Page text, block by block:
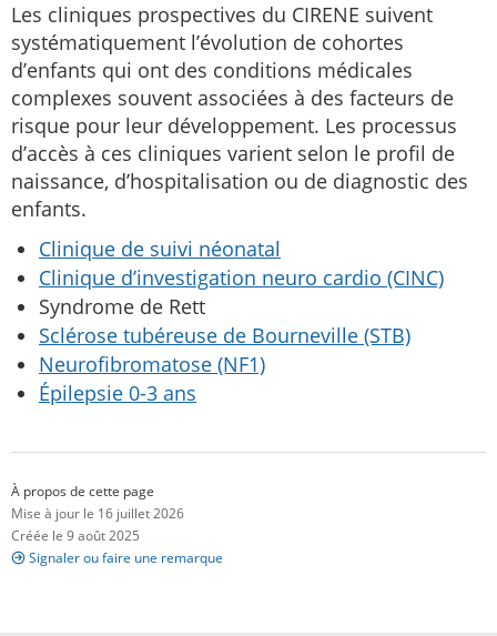
Les cliniques prospectives du CIRENE suivent
systématiquement l’évolution de cohortes
d’enfants qui ont des conditions médicales
complexes souvent associées à des facteurs de
risque pour leur développement. Les processus
d’accès à ces cliniques varient selon le profil de
naissance, d’hospitalisation ou de diagnostic des
enfants.
Clinique de suivi néonatal
Clinique d’investigation neuro cardio (CINC)
Syndrome de Rett
Sclérose tubéreuse de Bourneville (STB)
Neurofibromatose (NF1)
Épilepsie 0-3 ans
À propos de cette page
Mise à jour le 16 juillet 2026
Créée le 9 août 2025
Signaler ou faire une remarque